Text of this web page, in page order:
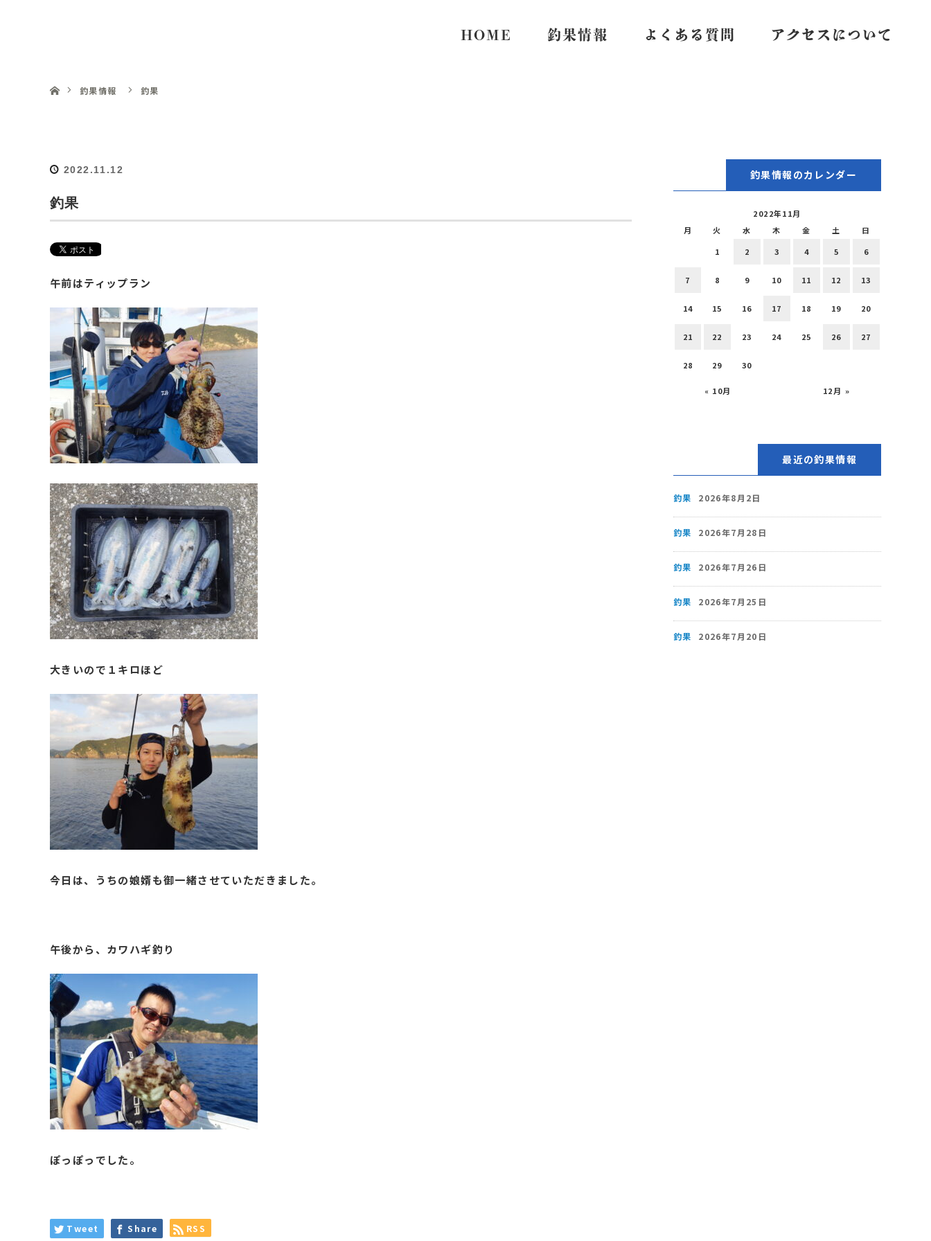
HOME 釣果情報 よくある質問 アクセスについて
釣果情報
釣果
2022.11.12
釣果
午前はティップラン
大きいので１キロほど
今日は、うちの娘婿も御一緒させていただきました。
午後から、カワハギ釣り
ぽっぽっでした。
Tweet Share RSS
釣果情報のカレンダー
2022年11月
月
火 水 木 金 土 日
« 10月 12月 »
1 2 3 4 5 6
7 8 9 10 11 12 13
14 15 16 17 18 19 20
21 22 23 24 25 26 27
28 29 30
最近の釣果情報
釣果 2026年8月2日
釣果 2026年7月28日
釣果 2026年7月26日
釣果 2026年7月25日
釣果 2026年7月20日